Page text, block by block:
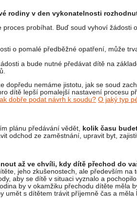
rodiny v den vykonatelnosti
proces probíhat. Buď soud vyhoví žádosti
o pomalé předběžné opatření, může
a bude nutné předávat dítě na
dopředu nemáme jistotu, jak se soud
dítě lepší pomalejší nastavení procesu
dobře podat návrh k soudu? O jaký typ
plánu předávání vědět, kolik času
odchod ze zaměstnání, upravit byt,
až ve chvíli, kdy dítě přechod do
jeho zkušenostech, ale především na
aby se dítě v situaci vyznalo a
by v okamžiku přechodu dítěte měla
umět s dítětem trávit příjemně čas a